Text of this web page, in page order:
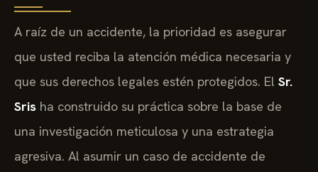
A raíz de un accidente, la prioridad es asegurar
que usted reciba la atención médica necesaria y
que sus derechos legales estén protegidos. El Sr.
Sris ha construido su práctica sobre la base de
una investigación meticulosa y una estrategia
agresiva. Al asumir un caso de accidente de